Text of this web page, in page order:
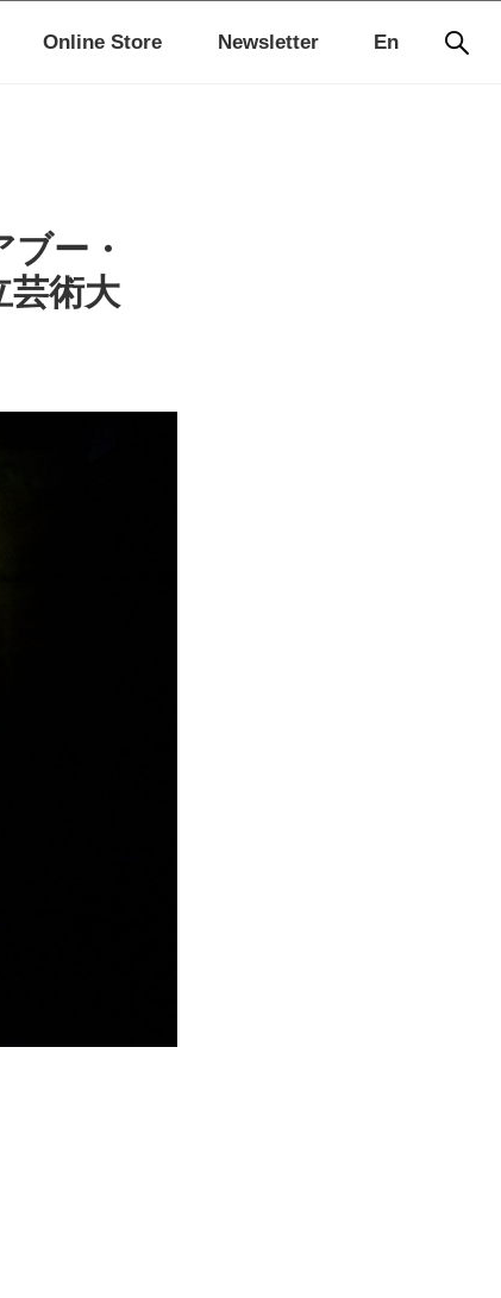
En
Online Store Newsletter
ー・
芸術大